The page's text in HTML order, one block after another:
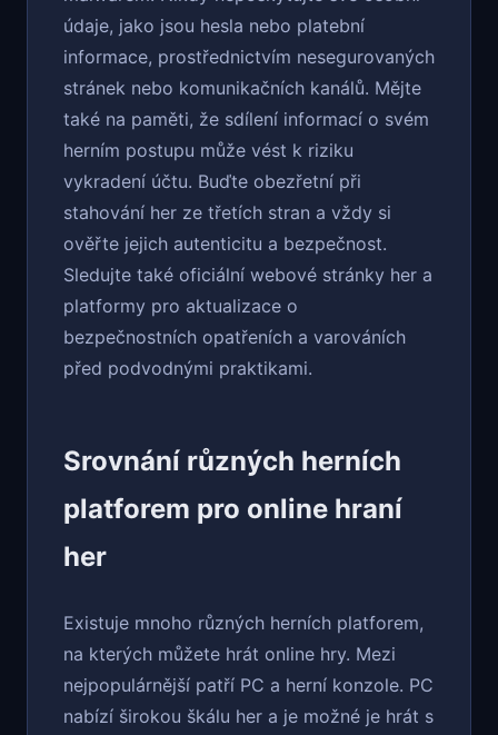
údaje, jako jsou hesla nebo platební
informace, prostřednictvím nesegurovaných
stránek nebo komunikačních kanálů. Mějte
také na paměti, že sdílení informací o svém
herním postupu může vést k riziku
vykradení účtu. Buďte obezřetní při
stahování her ze třetích stran a vždy si
ověřte jejich autenticitu a bezpečnost.
Sledujte také oficiální webové stránky her a
platformy pro aktualizace o
bezpečnostních opatřeních a varováních
před podvodnými praktikami.
Srovnání různých herních
platforem pro online hraní
her
Existuje mnoho různých herních platforem,
na kterých můžete hrát online hry. Mezi
nejpopulárnější patří PC a herní konzole. PC
nabízí širokou škálu her a je možné je hrát s